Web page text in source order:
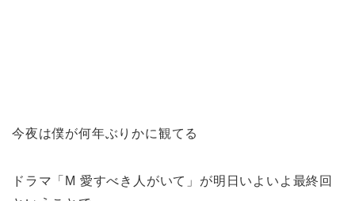
今夜は僕が何年ぶりかに観てる
ドラマ「M 愛すべき人がいて」が明日いよいよ最終回